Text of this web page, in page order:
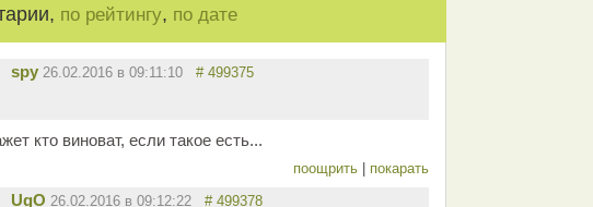
по рейтингу, по дате
spy 26.02.2016 в 09:11:10 # 499375
кто виноват, если такое есть...
поощрить покарать
UgO 26.02.2016 в 09:12:22 # 499378